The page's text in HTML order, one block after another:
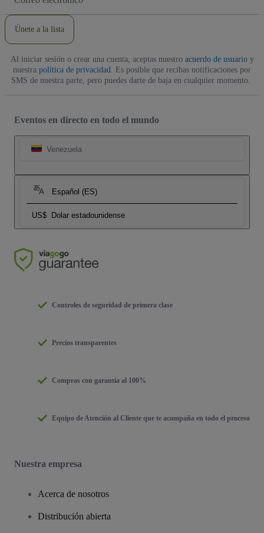
de
Únete a la lista
Al iniciar sesión o crear una cuenta, aceptas nuestro acuerdo de usuarioy
nuestra política de privacidad . Es posible que recibas notificaciones por
SMS de nuestra parte, pero puedes darte de baja en cualquier momento.
Eventos en directo en todo el mundo
Venezuela
Español (ES)
US$ Dolar estadounidense
Controles de seguridad de primera clase
Precios transparentes
Compras con garantía al 100%
Equipo de Atención al Cliente que te acompaña en todo el proceso
Nuestra empresa
Acerca de nosotros
Distribución abierta